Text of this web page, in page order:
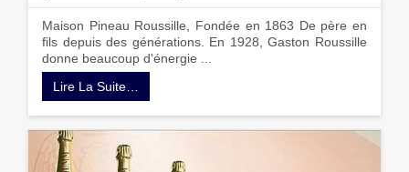
Maison Pineau Roussille, Fondée en 1863 De père en
fils depuis des générations. En 1928, Gaston Roussille
donne beaucoup d'énergie ...
Lire La Suite…